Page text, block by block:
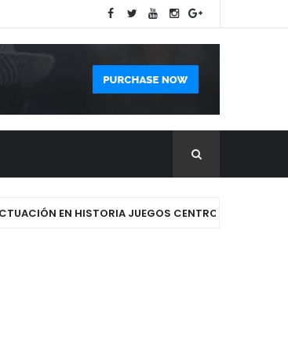
EN HISTORIA JUEGOS CENTROAMERICANOS Y